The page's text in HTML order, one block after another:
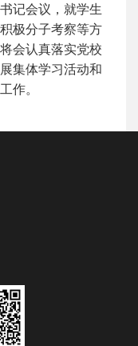
记会议，就学生
极分子考察等方
会认真落实党校
集体学习活动和
作。